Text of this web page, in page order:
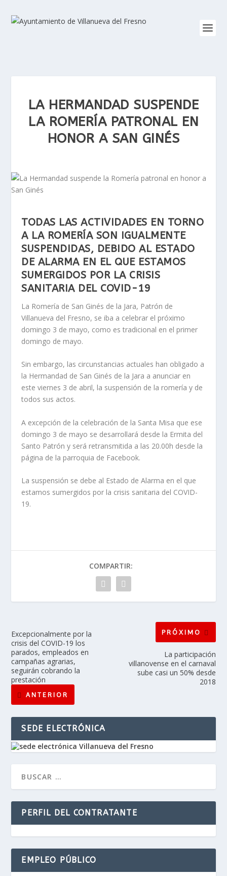
LA HERMANDAD SUSPENDE
LA ROMERÍA PATRONAL EN
HONOR A SAN GINÉS
TODAS LAS ACTIVIDADES EN TORNO
A LA ROMERÍA SON IGUALMENTE
SUSPENDIDAS, DEBIDO AL ESTADO
DE ALARMA EN EL QUE ESTAMOS
SUMERGIDOS POR LA CRISIS
SANITARIA DEL COVID-19
La Romería de San Ginés de la Jara, Patrón de
Villanueva del Fresno, se iba a celebrar el próximo
domingo 3 de mayo, como es tradicional en el primer
domingo de mayo.
Sin embargo, las circunstancias actuales han obligado a
la Hermandad de San Ginés de la Jara a anunciar en
este viernes 3 de abril, la suspensión de la romería y de
todos sus actos.
A excepción de la celebración de la Santa Misa que ese
domingo 3 de mayo se desarrollará desde la Ermita del
Santo Patrón y será retransmitida a las 20.00h desde la
página de la parroquia de Facebook.
La suspensión se debe al Estado de Alarma en el que
estamos sumergidos por la crisis sanitaria del COVID-
19.
COMPARTIR:
Excepcionalmente por la
crisis del COVID-19 los
parados, empleados en
campañas agrarias,
seguirán cobrando la
prestación
ANTERIOR
PRÓXIMO
La participación
villanovense en el carnaval
sube casi un 50% desde
2018
SEDE ELECTRÓNICA
PERFIL DEL CONTRATANTE
EMPLEO PÚBLICO